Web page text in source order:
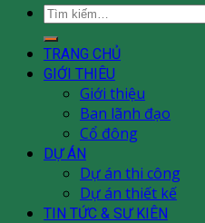
Tìm
kiếm:
TRANG CHỦ
GIỚI THIÊU
Giới thiệu
Ban lãnh đạo
Cổ đông
DỰ ÁN
Dự án thi công
Dự án thiết kế
TIN TỨC & SƯ KIÊN